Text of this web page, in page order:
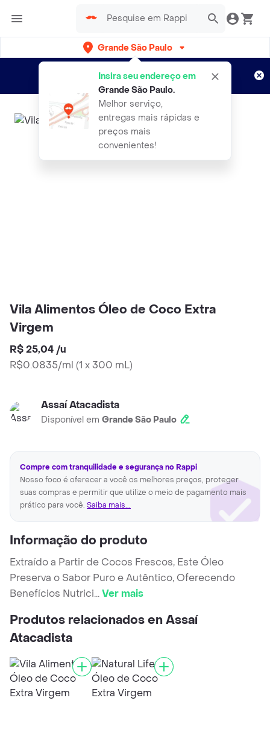
Grande São Paulo
Insira seu endereço em
Grande São Paulo.
Melhor serviço,
entregas mais rápidas e
preços mais
convenientes!
Entregas grátis por 15 dias!
Aplicam T&C
Vila Alimentos Óleo de Coco Extra
Virgem
R$ 25,04 /u
R$0.0835/ml (1 x 300 mL)
Assaí Atacadista
Disponível em Grande São Paulo
Compre com tranquilidade e segurança no Rappi
Nosso foco é oferecer a você os melhores preços, proteger
suas compras e permitir que utilize o meio de pagamento mais
prático para você. Saiba mais...
Informação do produto
Extraído a Partir de Cocos Frescos, Este Óleo
Preserva o Sabor Puro e Autêntico, Oferecendo
Benefícios Nutrici...Ver mais
Produtos relacionados en Assaí
Atacadista